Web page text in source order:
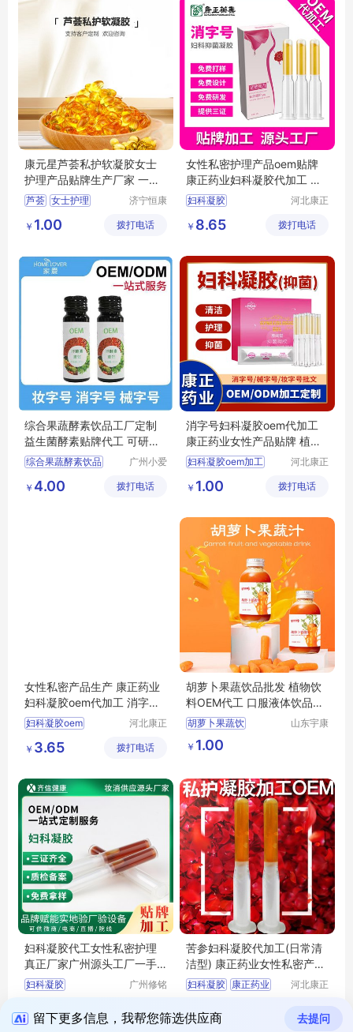
康元星芦荟私护软凝胶女士
护理产品贴牌生产厂家 一手
货源
芦荟 女士护理
一手货源
济宁恒康
有限公司
￥ 1.00 拨打电话
女性私密护理产品oem贴牌
康正药业妇科凝胶代加工 草
本配方研发
妇科凝胶
妇科凝胶代加工
妇科凝胶加工
河北康正
公司
￥ 8.65 拨打电话
综合果蔬酵素饮品工厂定制
益生菌酵素贴牌代工 可研发
配方
综合果蔬酵素饮品
益生菌酵素
广州小爱
有限公司
￥ 4.00 拨打电话
消字号妇科凝胶oem代加工
康正药业女性产品贴牌 植物
清新祛异味
妇科凝胶oem加工
妇科凝胶
河北康正
公司
￥ 1.00 拨打电话
女性私密产品生产 康正药业
妇科凝胶oem代加工 消字号
套盒贴牌
妇科凝胶oem
女性私密产品生产
女性私密凝胶
河北康正
公司
￥ 3.65 拨打电话
胡萝卜果蔬饮品批发 植物饮
料OEM代工 口服液体饮品外
贸出口
胡萝卜果蔬饮
胡萝卜果蔬饮品
植物饮料OEM代工
山东宇康
￥ 1.00
妇科凝胶代工女性私密护理
真正厂家广州源头工厂一手
货源
妇科凝胶
广州修铭
有限公司
￥ 0.80
苦参妇科凝胶代加工(日常清
洁型) 康正药业女性私密产品
OEM贴牌
妇科凝胶 康正药业
私密产品
女性私密产品
河北康正
公司
￥ 3.65
留下更多信息，我帮您筛选供应商 去提问